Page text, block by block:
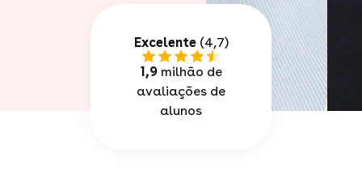
Excelente(4,7)
1,9milhão de
avaliações de
alunos